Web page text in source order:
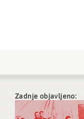
Zadnje objavljeno: